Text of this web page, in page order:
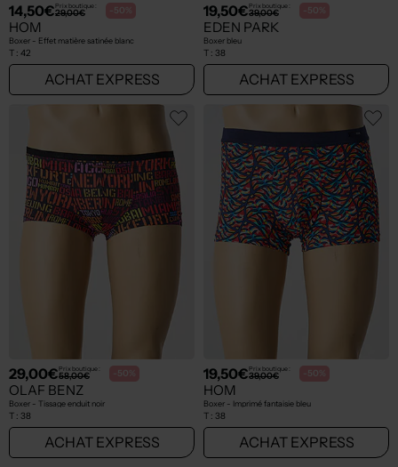
14,50€Prix boutique :
29,00€ -50%
HOM
Boxer - Effet matière satinée blanc
T : 42
ACHAT EXPRESS
19,50€Prix boutique :
39,00€ -50%
EDEN PARK
Boxer bleu
T : 38
ACHAT EXPRESS
29,00€Prix boutique :
58,00€ -50%
OLAF BENZ
Boxer - Tissage enduit noir
T : 38
ACHAT EXPRESS
19,50€Prix boutique :
39,00€ -50%
HOM
Boxer - Imprimé fantaisie bleu
T : 38
ACHAT EXPRESS